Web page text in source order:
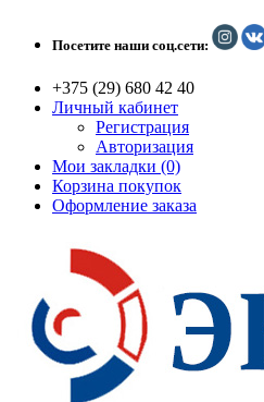
Посетите наши соц.сети:
+375 (29) 680 42 40
Личный кабинет
Регистрация
Авторизация
Мои закладки (0)
Корзина покупок
Оформление заказа